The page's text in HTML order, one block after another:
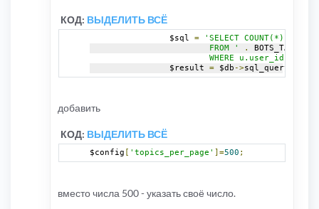
КОД: ВЫДЕЛИТЬ ВСЁ
		$sql
=
'SELECT COUNT(*)
			FROM '
. BOTS_TABLE
WHERE u.user_id =
		$result
= $db ->sql_query
добавить
КОД: ВЫДЕЛИТЬ ВСЁ
$config 'topics_per_page' ]=500 ;
вместо числа 500 - указать своё число.